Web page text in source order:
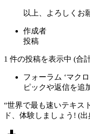
以上、よろしくお
作成者
投稿
1 件の投稿を表示中 (合
フォーラム ‘マク
ピックや返信を追
“世界で最も速いテキス
ド、体験しましょう! (出